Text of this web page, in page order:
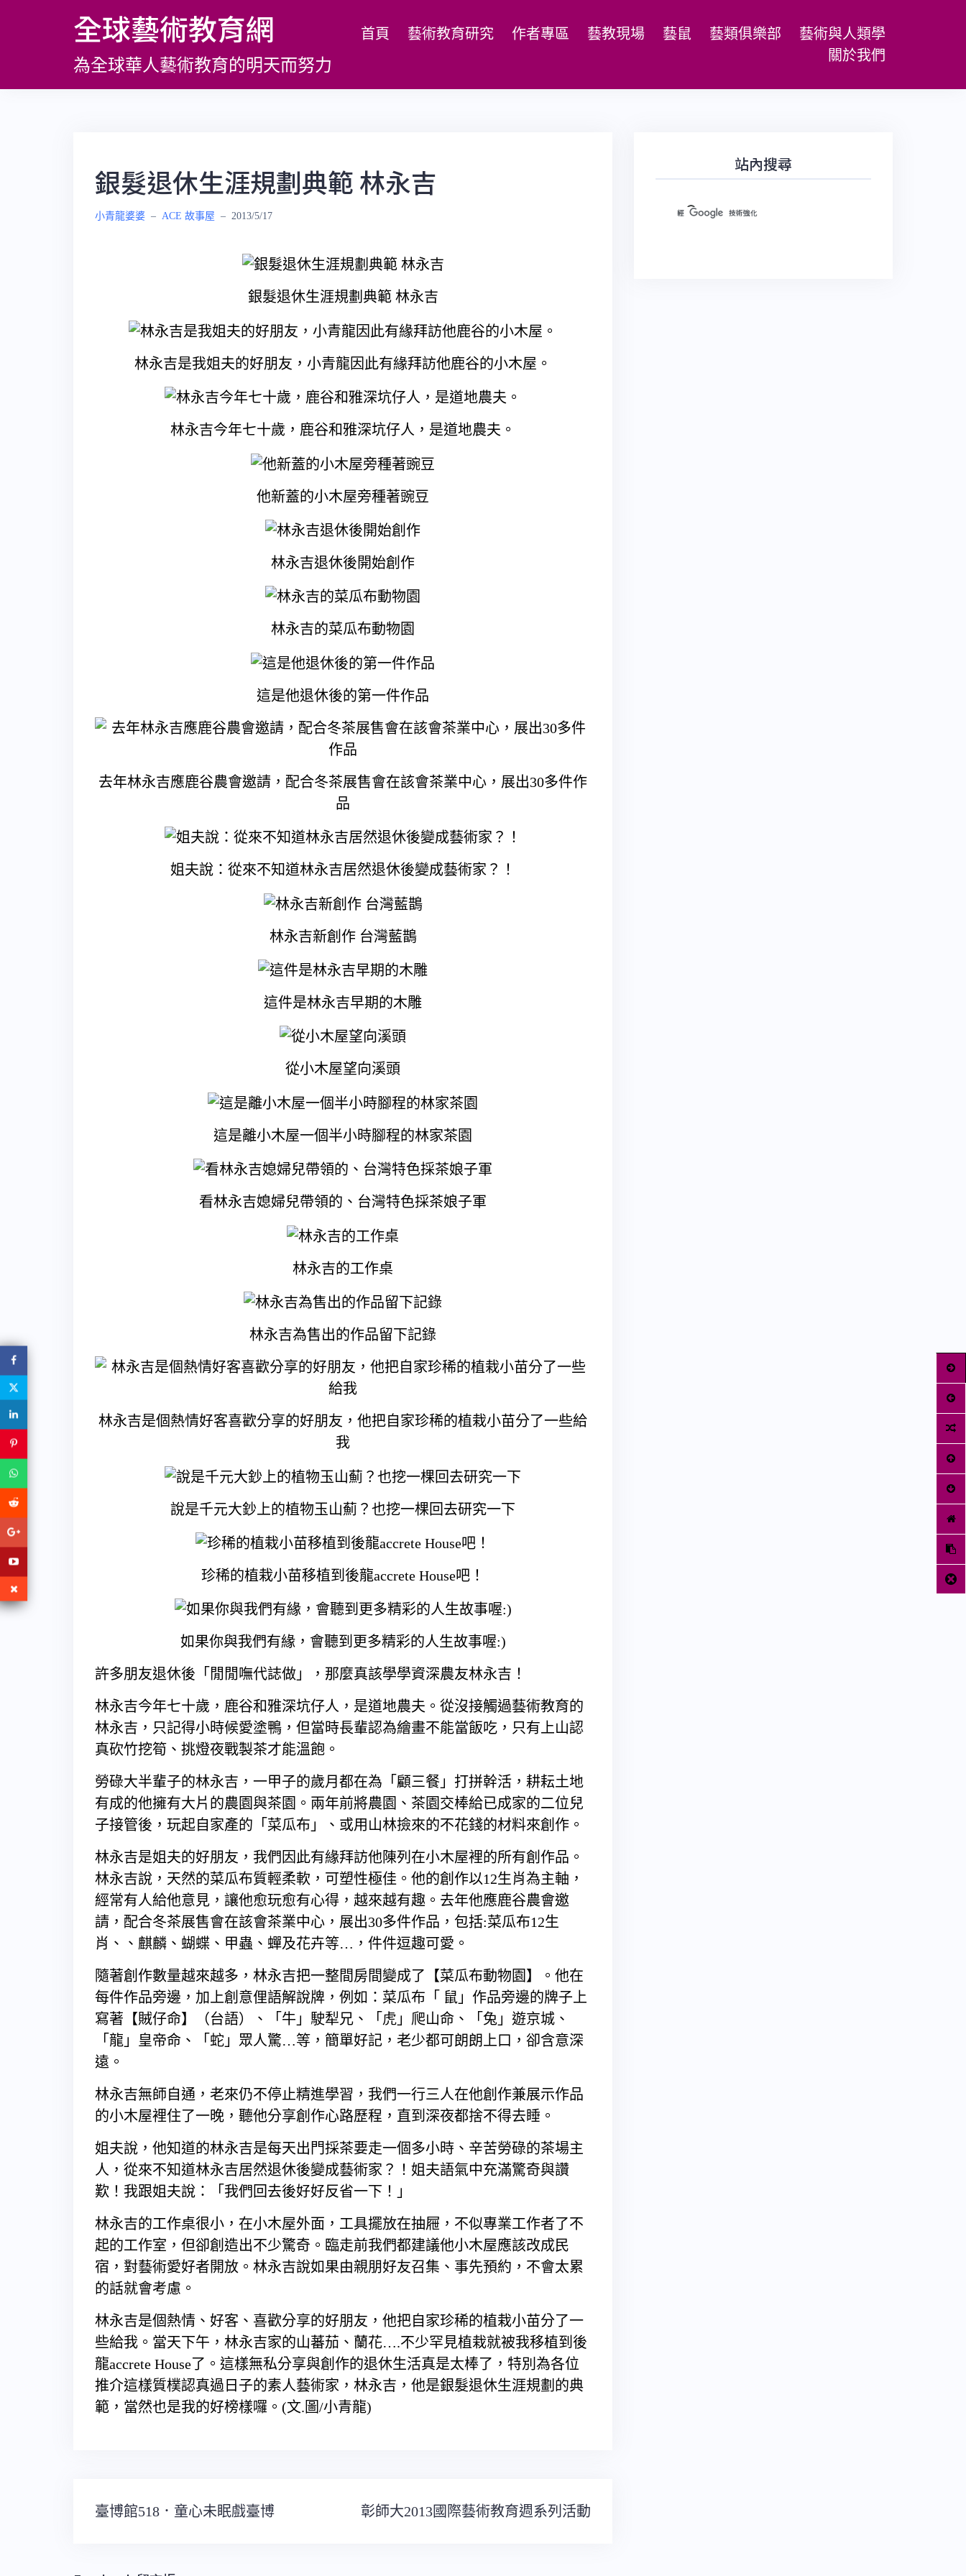
全球藝術教育網
為全球華人藝術教育的明天而努力
首頁 藝術教育研究 作者專區 藝教現場 藝鼠 藝類俱樂部
藝術與人類學
關於我們
銀髮退休生涯規劃典範 林永吉
小青龍婆婆 – ACE 故事屋 – 2013/5/17
銀髮退休生涯規劃典範 林永吉
林永吉是我姐夫的好朋友，小青龍因此有緣拜訪他鹿谷的小木屋。
林永吉今年七十歲，鹿谷和雅深坑仔人，是道地農夫。
他新蓋的小木屋旁種著豌豆
林永吉退休後開始創作
林永吉的菜瓜布動物園
這是他退休後的第一件作品
去年林永吉應鹿谷農會邀請，配合冬茶展售會在該會茶業中心，展出30多件作
品
姐夫說：從來不知道林永吉居然退休後變成藝術家？！
林永吉新創作 台灣藍鵲
這件是林永吉早期的木雕
從小木屋望向溪頭
這是離小木屋一個半小時腳程的林家茶園
看林永吉媳婦兒帶領的、台灣特色採茶娘子軍
林永吉的工作桌
林永吉為售出的作品留下記錄
林永吉是個熱情好客喜歡分享的好朋友，他把自家珍稀的植栽小苗分了一些給
我
說是千元大鈔上的植物玉山薊？也挖一棵回去研究一下
珍稀的植栽小苗移植到後龍accrete House吧！
如果你與我們有緣，會聽到更多精彩的人生故事喔:)
許多朋友退休後「閒閒嘸代誌做」，那麼真該學學資深農友林永吉！
林永吉今年七十歲，鹿谷和雅深坑仔人，是道地農夫。從沒接觸過藝術教育的
林永吉，只記得小時候愛塗鴨，但當時長輩認為繪畫不能當飯吃，只有上山認
真砍竹挖筍、挑燈夜戰製茶才能溫飽。
勞碌大半輩子的林永吉，一甲子的歲月都在為「顧三餐」打拼幹活，耕耘土地
有成的他擁有大片的農園與茶園。兩年前將農園、茶園交棒給已成家的二位兒
子接管後，玩起自家產的「菜瓜布」、或用山林撿來的不花錢的材料來創作。
林永吉是姐夫的好朋友，我們因此有緣拜訪他陳列在小木屋裡的所有創作品。
林永吉說，天然的菜瓜布質輕柔軟，可塑性極佳。他的創作以12生肖為主軸，
經常有人給他意見，讓他愈玩愈有心得，越來越有趣。去年他應鹿谷農會邀
請，配合冬茶展售會在該會茶業中心，展出30多件作品，包括:菜瓜布12生
肖、、麒麟、蝴蝶、甲蟲、蟬及花卉等…，件件逗趣可愛。
隨著創作數量越來越多，林永吉把一整間房間變成了【菜瓜布動物園】。他在
每件作品旁邊，加上創意俚語解說牌，例如：菜瓜布「 鼠」作品旁邊的牌子上
寫著【賊仔命】（台語）、「牛」駛犁兄、「虎」爬山命、「兔」遊京城、
「龍」皇帝命、「蛇」眾人驚…等，簡單好記，老少都可朗朗上口，卻含意深
遠。
林永吉無師自通，老來仍不停止精進學習，我們一行三人在他創作兼展示作品
的小木屋裡住了一晚，聽他分享創作心路歷程，直到深夜都捨不得去睡。
姐夫說，他知道的林永吉是每天出門採茶要走一個多小時、辛苦勞碌的茶場主
人，從來不知道林永吉居然退休後變成藝術家？！姐夫語氣中充滿驚奇與讚
歎！我跟姐夫說：「我們回去後好好反省一下！」
林永吉的工作桌很小，在小木屋外面，工具擺放在抽屜，不似專業工作者了不
起的工作室，但卻創造出不少驚奇。臨走前我們都建議他小木屋應該改成民
宿，對藝術愛好者開放。林永吉說如果由親朋好友召集、事先預約，不會太累
的話就會考慮。
林永吉是個熱情、好客、喜歡分享的好朋友，他把自家珍稀的植栽小苗分了一
些給我。當天下午，林永吉家的山蕃茄、蘭花….不少罕見植栽就被我移植到後
龍accrete House了。這樣無私分享與創作的退休生活真是太棒了，特別為各位
推介這樣質樸認真過日子的素人藝術家，林永吉，他是銀髮退休生涯規劃的典
範，當然也是我的好榜樣囉。(文.圖/小青龍)
文
臺博館518．童心未眠戲臺博 彰師大2013國際藝術教育週系列活動
站內搜尋